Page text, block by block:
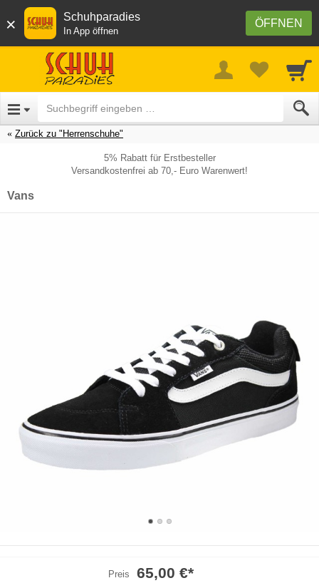
× ÖFFNEN
Schuhparadies
In App öffnen
Zurück zu "Herrenschuhe"
5% Rabatt für Erstbesteller
Versandkostenfrei ab 70,- Euro Warenwert!
Vans
Preis 65,00 €*